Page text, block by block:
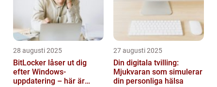
28 augusti 2025
BitLocker låser ut dig
efter Windows-
uppdatering – här är
27 augusti 2025
Din digitala tvilling:
Mjukvaran som simulerar
din personliga hälsa